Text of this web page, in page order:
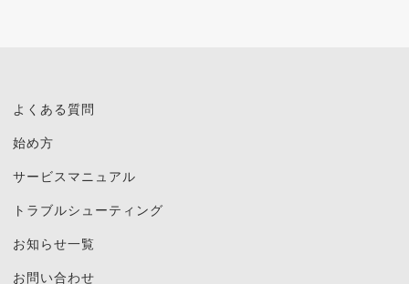
よくある質問
始め方
サービスマニュアル
トラブルシューティング
お知らせ一覧
お問い合わせ